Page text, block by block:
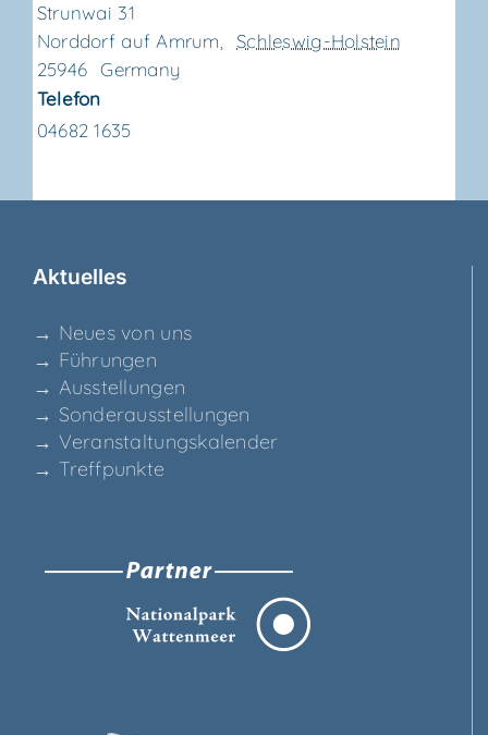
Strunwai 31
Norddorf auf Amrum
Schleswig-Holstein
25946 Germany
Telefon
04682 1635
Aktu­el­les
→ Neu­es von uns
→ Füh­run­gen
→ Aus­stel­lun­gen
→ Son­der­aus­stel­lun­gen
→ Ver­an­stal­tungs­ka­len­der
→ Treff­punk­te